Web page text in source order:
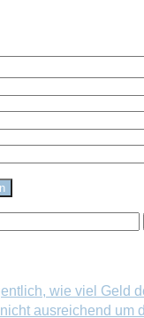
wie viel Geld
ausreichend um